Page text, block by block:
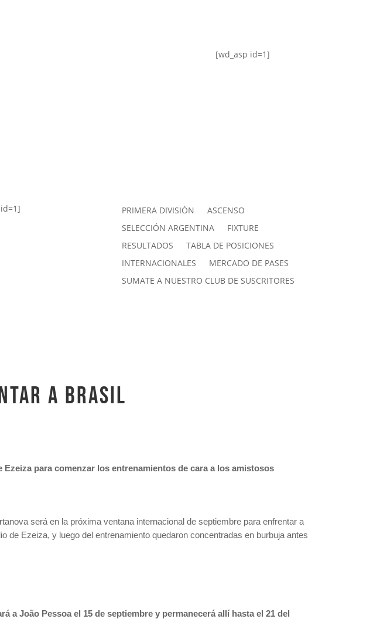
[wd_asp id=1]
PRIMERA DIVISIÓN
ASCENSO
SELECCIÓN ARGENTINA
FIXTURE
RESULTADOS
TABLA DE POSICIONES
INTERNACIONALES
MERCADO DE PASES
SUMATE A NUESTRO CLUB DE SUSCRITORES
a Brasil
para comenzar los entrenamientos de cara a los amistosos
será en la próxima ventana internacional de septiembre para enfrentar a
de Ezeiza, y luego del entrenamiento quedaron concentradas en burbuja antes
a João Pessoa el 15 de septiembre y permanecerá allí hasta el 21 del